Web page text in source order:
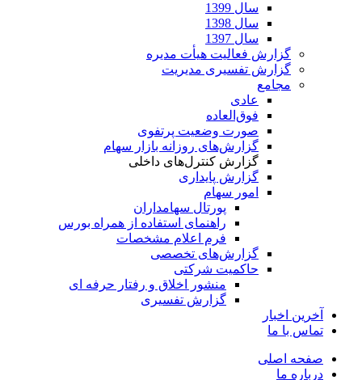
سال 1399
سال 1398
سال 1397
گزارش فعالیت هیأت مدیره
گزارش تفسیری مدیریت
مجامع
عادی
فوق‌العاده
صورت وضعیت پرتفوی
گزارش‌های روزانه بازار سهام
گزارش کنترل‌های داخلی
گزارش پایداری
امور سهام
پورتال سهامداران
راهنمای استفاده از همراه بورس
فرم اعلام مشخصات
گزارش‌های تخصصی
حاکمیت شرکتی
منشور اخلاق و رفتار حرفه­ ای
گزارش تفسیری
آخرین اخبار
تماس با ما
صفحه اصلی
درباره ما